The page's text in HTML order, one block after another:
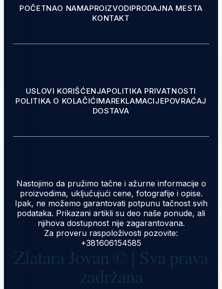
POČETNAO NAMAPROIZVODIPRODAJNA MESTA
KONTAKT
USLOVI KORIŠĆENJAPOLITIKA PRIVATNOSTI
POLITIKA O KOLAČIĆIMAREKLAMACIJEPOVRAĆAJ
DOSTAVA
Nastojimo da pružimo tačne i ažurne informacije o
proizvodima, uključujući cene, fotografije i opise.
Ipak, ne možemo garantovati potpunu tačnost svih
podataka. Prikazani artikli su deo naše ponude, ali
njihova dostupnost nije zagarantovana.
Za proveru raspoloživosti pozovite:
+381606154585
Zlatara Jovan © | Sva prava
zadržana